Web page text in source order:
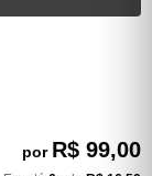
por R$ 99,00